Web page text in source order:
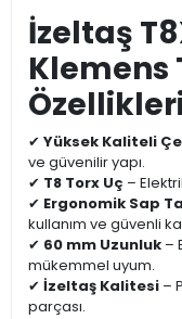
İzeltaş
Klemens
✔ Yüksek Kaliteli
ve güvenilir yapı.
✔ T8 Torx Uç –
✔ Ergonomik Sap
kullanım ve güvenli
✔ 60 mm Uzunluk –
mükemmel uyum.
✔ İzeltaş Kalitesi –
parçası.